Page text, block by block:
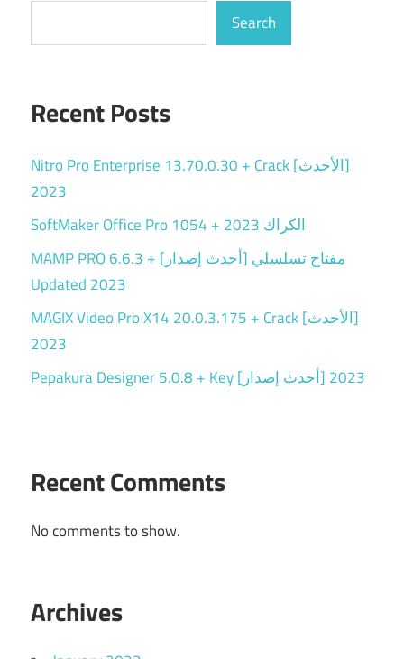
Search
Recent Posts
Nitro Pro Enterprise 13.70.0.30 + Crack [الأحدث]
2023
SoftMaker Office Pro 1054 + الكراك 2023
MAMP PRO 6.6.3 + مفتاح تسلسلي [أحدث إصدار]
Updated 2023
MAGIX Video Pro X14 20.0.3.175 + Crack [الأحدث]
2023
Pepakura Designer 5.0.8 + Key [أحدث إصدار] 2023
Recent Comments
No comments to show.
Archives